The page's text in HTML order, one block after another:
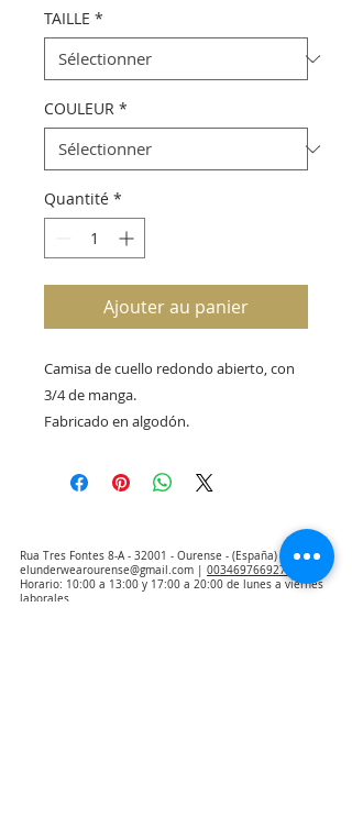
TAILLE *
COULEUR *
Quantité *
Ajouter au panier
Camisa de cuello redondo abierto, con
3/4 de manga.
Fabricado en algodón.
Rua Tres Fontes 8-A - 32001 - Ourense - (España) |
elunderwearourense@gmail.com
0034697669271
Horario: 10:00 a 13:00 y 17:00 a 20:00 de lunes a viernes
laborales